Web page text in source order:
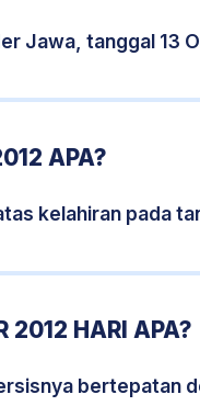
Jawa, tanggal 13
APA?
kelahiran pada
2012 HARI APA?
bertepatan